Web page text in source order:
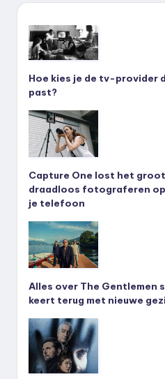
Hoe kies je de tv-provider
past?
Capture One lost het
draadloos fotograferen
je telefoon
Alles over The Gentlemen
keert terug met nieuwe